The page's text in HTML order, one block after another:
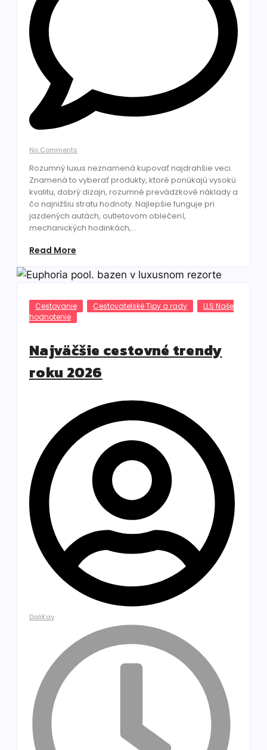
No Comments
Rozumný luxus neznamená kupovať najdrahšie veci.
Znamená to vyberať produkty, ktoré ponúkajú vysokú
kvalitu, dobrý dizajn, rozumné prevádzkové náklady a
čo najnižšiu stratu hodnoty. Najlepšie funguje pri
jazdených autách, outletovom oblečení,
mechanických hodinkách,...
Read More
Cestovanie Cestovatelské Tipy a rady
LLS Naše
hodnotenie
Najväčšie cestovné trendy
roku 2026
DaliKay